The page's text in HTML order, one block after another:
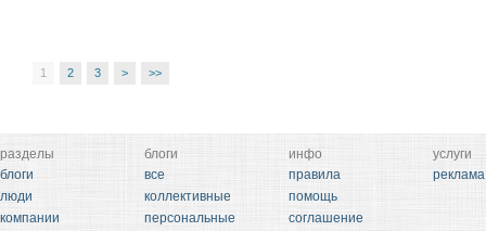
1 2 3 > >>
разделы
блоги
люди
компании
блоги
все
коллективные
персональные
инфо
правила
помощь
соглашение
услуги
реклама